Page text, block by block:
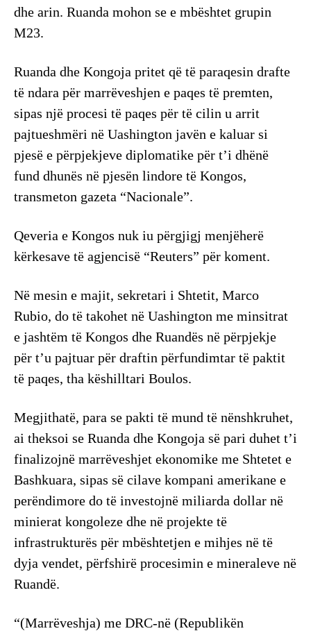
dhe arin. Ruanda mohon se e mbështet grupin
M23.
Ruanda dhe Kongoja pritet që të paraqesin drafte
të ndara për marrëveshjen e paqes të premten,
sipas një procesi të paqes për të cilin u arrit
pajtueshmëri në Uashington javën e kaluar si
pjesë e përpjekjeve diplomatike për t’i dhënë
fund dhunës në pjesën lindore të Kongos,
transmeton gazeta “Nacionale”.
Qeveria e Kongos nuk iu përgjigj menjëherë
kërkesave të agjencisë “Reuters” për koment.
Në mesin e majit, sekretari i Shtetit, Marco
Rubio, do të takohet në Uashington me minsitrat
e jashtëm të Kongos dhe Ruandës në përpjekje
për t’u pajtuar për draftin përfundimtar të paktit
të paqes, tha këshilltari Boulos.
Megjithatë, para se pakti të mund të nënshkruhet,
ai theksoi se Ruanda dhe Kongoja së pari duhet t’i
finalizojnë marrëveshjet ekonomike me Shtetet e
Bashkuara, sipas së cilave kompani amerikane e
perëndimore do të investojnë miliarda dollar në
minierat kongoleze dhe në projekte të
infrastrukturës për mbështetjen e mihjes në të
dyja vendet, përfshirë procesimin e mineraleve në
Ruandë.
“(Marrëveshja) me DRC-në (Republikën